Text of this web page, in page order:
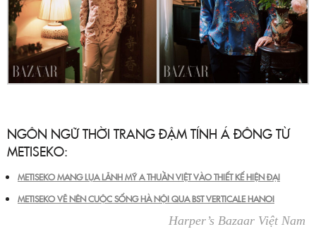
NGÔN NGỮ THỜI TRANG ĐẬM TÍNH Á ĐÔNG TỪ
METISEKO:
METISEKO MANG LỤA LÃNH MỸ A THUẦN VIỆT VÀO THIẾT KẾ HIỆN ĐẠI
METISEKO VẼ NÊN CUỘC SỐNG HÀ NỘI QUA BST VERTICALE HANOI
Harper’s Bazaar Việt Nam